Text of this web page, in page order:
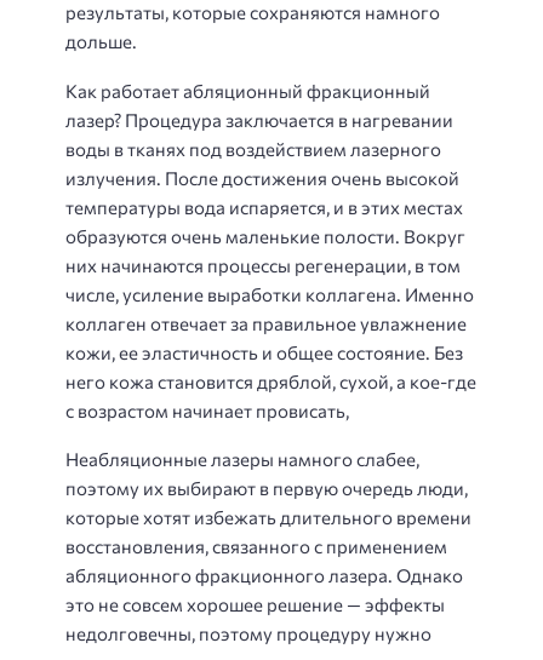
результаты, которые сохраняются намного
дольше.
Как работает абляционный фракционный
лазер? Процедура заключается в нагревании
воды в тканях под воздействием лазерного
излучения. После достижения очень высокой
температуры вода испаряется, и в этих местах
образуются очень маленькие полости. Вокруг
них начинаются процессы регенерации, в том
числе, усиление выработки коллагена. Именно
коллаген отвечает за правильное увлажнение
кожи, ее эластичность и общее состояние. Без
него кожа становится дряблой, сухой, а кое-где
с возрастом начинает провисать,
Неабляционные лазеры намного слабее,
поэтому их выбирают в первую очередь люди,
которые хотят избежать длительного времени
восстановления, связанного с применением
абляционного фракционного лазера. Однако
это не совсем хорошее решение — эффекты
недолговечны, поэтому процедуру нужно